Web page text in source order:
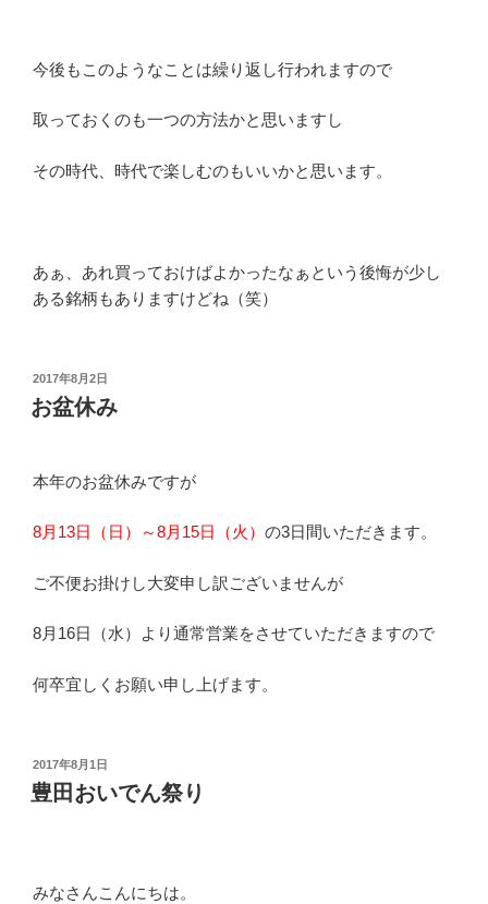
今後もこのようなことは繰り返し行われますので
取っておくのも一つの方法かと思いますし
その時代、時代で楽しむのもいいかと思います。
あぁ、あれ買っておけばよかったなぁという後悔が少し
ある銘柄もありますけどね（笑）
投
稿
日:
2017年8月2日
お盆休み
本年のお盆休みですが
8月13日（日）～8月15日（火） の3日間いただきます。
ご不便お掛けし大変申し訳ございませんが
8月16日（水）より通常営業をさせていただきますので
何卒宜しくお願い申し上げます。
投
稿
日:
2017年8月1日
豊田おいでん祭り
みなさんこんにちは。